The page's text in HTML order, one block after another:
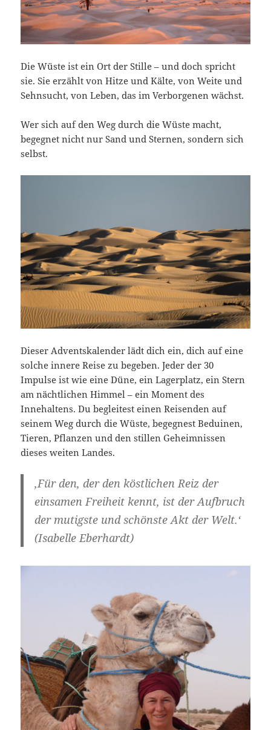
Die Wüste ist ein Ort der Stille – und doch spricht
sie. Sie erzählt von Hitze und Kälte, von Weite und
Sehnsucht, von Leben, das im Verborgenen wächst.
Wer sich auf den Weg durch die Wüste macht,
begegnet nicht nur Sand und Sternen, sondern sich
selbst.
Dieser Adventskalender lädt dich ein, dich auf eine
solche innere Reise zu begeben. Jeder der 30
Impulse ist wie eine Düne, ein Lagerplatz, ein Stern
am nächtlichen Himmel – ein Moment des
Innehaltens. Du begleitest einen Reisenden auf
seinem Weg durch die Wüste, begegnest Beduinen,
Tieren, Pflanzen und den stillen Geheimnissen
dieses weiten Landes.
‚Für den, der den köstlichen Reiz der
einsamen Freiheit kennt, ist der Aufbruch
der mutigste und schönste Akt der Welt.‘
(Isabelle Eberhardt)